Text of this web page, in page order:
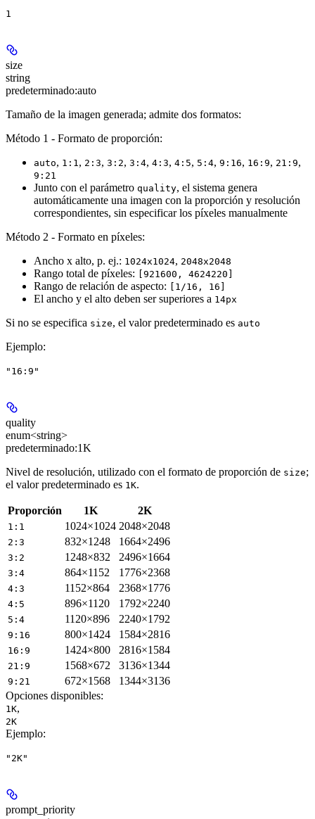
1
size
string
predeterminado:auto
Tamaño de la imagen generada; admite dos formatos:
Método 1 - Formato de proporción:
auto, 1:1, 2:3, 3:2, 3:4, 4:3, 4:5, 5:4, 9:16, 16:9, 21:9,
9:21
Junto con el parámetro quality, el sistema genera
automáticamente una imagen con la proporción y resolución
correspondientes, sin especificar los píxeles manualmente
Método 2 - Formato en píxeles:
Ancho x alto, p. ej.: 1024x1024, 2048x2048
Rango total de píxeles: [921600, 4624220]
Rango de relación de aspecto: [1/16, 16]
El ancho y el alto deben ser superiores a 14px
Si no se especifica size, el valor predeterminado es auto
Ejemplo:
"16:9"
quality
enum<string>
predeterminado:1K
Nivel de resolución, utilizado con el formato de proporción de size;
el valor predeterminado es 1K.
Proporción 1K 2K
1:1 1024×1024 2048×2048
2:3 832×1248 1664×2496
3:2 1248×832 2496×1664
3:4 864×1152 1776×2368
4:3 1152×864 2368×1776
4:5 896×1120 1792×2240
5:4 1120×896 2240×1792
9:16 800×1424 1584×2816
16:9 1424×800 2816×1584
21:9 1568×672 3136×1344
9:21 672×1568
1344×3136
Opciones disponibles:
1K,
2K
Ejemplo:
"2K"
prompt_priority